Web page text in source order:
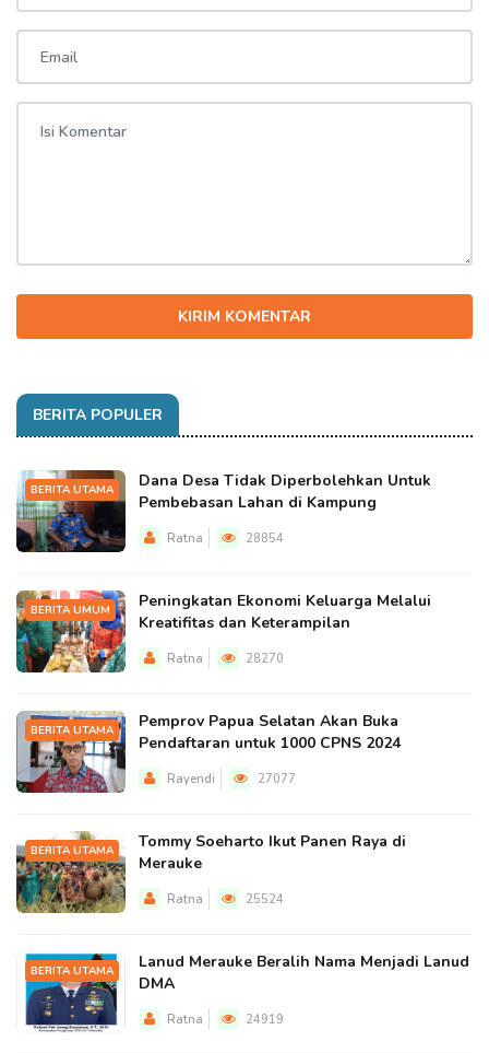
KIRIM KOMENTAR
BERITA POPULER
BERITA UTAMA
Dana Desa Tidak Diperbolehkan Untuk
Pembebasan Lahan di Kampung
Ratna 28854
BERITA UMUM
Peningkatan Ekonomi Keluarga Melalui
Kreatifitas dan Keterampilan
Ratna 28270
BERITA UTAMA
Pemprov Papua Selatan Akan Buka
Pendaftaran untuk 1000 CPNS 2024
Rayendi 27077
BERITA UTAMA
Tommy Soeharto Ikut Panen Raya di
Merauke
Ratna 25524
BERITA UTAMA
Lanud Merauke Beralih Nama Menjadi Lanud
DMA
Ratna 24919